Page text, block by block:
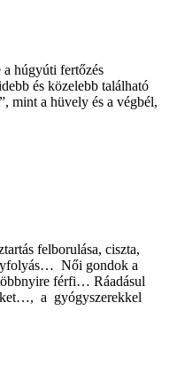
húgyúti fertőzés
és közelebb található
mint a hüvely és a végbél,
felborulása, ciszta,
Női gondok a
férfi… Ráadásul
a gyógyszerekkel